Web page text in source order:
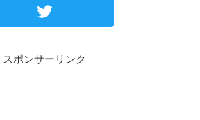
スポンサーリンク